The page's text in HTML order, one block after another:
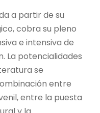
a partir de su
cobra su pleno
e intensiva de
La potencialidades
se
entre
entre la puesta